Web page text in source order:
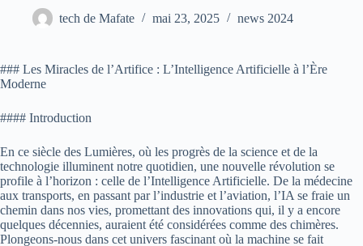
tech de Mafate mai 23, 2025 news 2024
### Les Miracles de l’Artifice : L’Intelligence Artificielle à l’Ère
Moderne
#### Introduction
En ce siècle des Lumières, où les progrès de la science et de la
technologie illuminent notre quotidien, une nouvelle révolution se
profile à l’horizon : celle de l’Intelligence Artificielle. De la médecine
aux transports, en passant par l’industrie et l’aviation, l’IA se fraie un
chemin dans nos vies, promettant des innovations qui, il y a encore
quelques décennies, auraient été considérées comme des chimères.
Plongeons-nous dans cet univers fascinant où la machine se fait